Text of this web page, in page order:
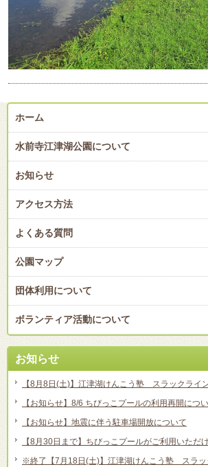
ホーム
水前寺江津湖公園について
お知らせ
アクセス方法
よくある質問
公園マップ
団体利用について
ボランティア活動について
お知らせ
【8月8日(土)】江津湖けんこう塾 スラックライ
【お知らせ】8/6 ちびっこプールの利用再開につ
【お知らせ】地震に伴う駐車場開放について
【8月30日まで】ちびっこプールがご利用いただ
※終了【7月18日(土)】江津湖けんこう塾 スラッ